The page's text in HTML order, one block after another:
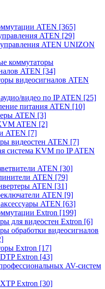
ATEN [365]
ATEN [29]
ATEN UNIZON
коммутаторы
ATEN [34]
видеосигналов ATEN
видео по IP ATEN [25]
питания ATEN [10]
ATEN [3]
ATEN [2]
ATEN [7]
видеостен ATEN [7]
система KVM по IP ATEN
ATEN [30]
ATEN [79]
ATEN [31]
ATEN [9]
ATEN [63]
Extron [199]
для видеостен Extron [6]
обработки видеосигналов
Extron [17]
Extron [43]
AV-систем
Extron [30]